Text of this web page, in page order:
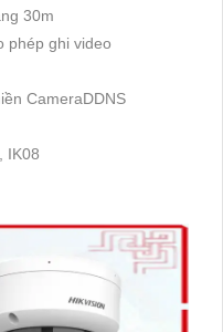
30m
phép ghi video
CameraDDNS
IK08